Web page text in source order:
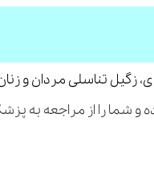
زگیل تناسلی مردان و